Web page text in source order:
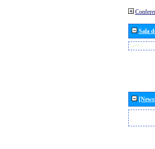
Sala